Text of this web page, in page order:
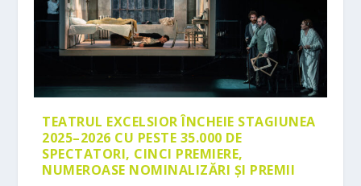
TEATRUL EXCELSIOR ÎNCHEIE STAGIUNEA
2025–2026 CU PESTE 35.000 DE
SPECTATORI, CINCI PREMIERE,
NUMEROASE NOMINALIZĂRI ȘI PREMII